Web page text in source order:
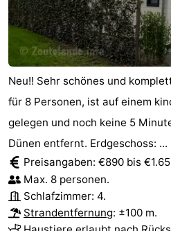
Neu!! Sehr schönes und
für 8 Personen, ist auf einem
gelegen und noch keine 5
Dünen entfernt. Erdgeschoss: ...
Preisangaben: €890 bis
Max. 8 personen.
Schlafzimmer: 4.
Strandentfernung: ±100 m.